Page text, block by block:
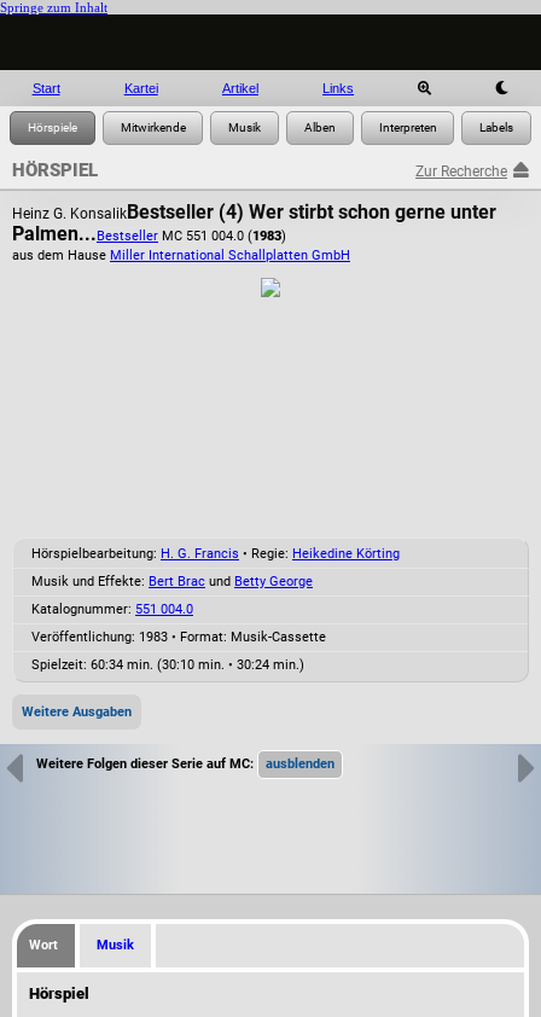
Springe zum Inhalt
Start Kartei Artikel Links
HÖRSPIEL Zur Recherche
Heinz G. KonsalikBestseller (4) Wer stirbt schon gerne unter
Palmen...Bestseller MC 551 004.0 (1983)
aus dem Hause Miller International Schallplatten GmbH
Hörspielbearbeitung: H. G. Francis • Regie: Heikedine Körting
Musik und Effekte: Bert Brac und Betty George
Katalognummer: 551 004.0
Veröffentlichung: 1983 • Format: Musik-Cassette
Spielzeit: 60:34 min. (30:10 min. • 30:24 min.)
Weitere Ausgaben
Weitere Folgen dieser Serie auf MC:
Wort Musik
Hörspiel